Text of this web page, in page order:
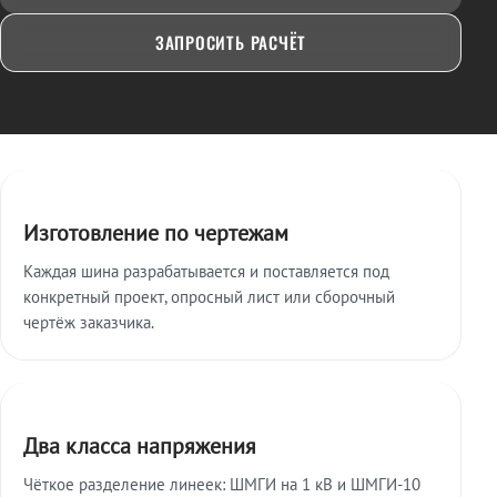
ЗАПРОСИТЬ РАСЧЁТ
Изготовление по чертежам
Каждая шина разрабатывается и поставляется под
конкретный проект, опросный лист или сборочный
чертёж заказчика.
Два класса напряжения
Чёткое разделение линеек: ШМГИ на 1 кВ и ШМГИ-10